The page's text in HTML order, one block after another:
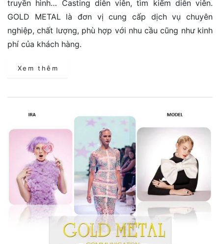
truyền hình… Casting diễn viên, tìm kiếm diễn viên.
GOLD METAL là đơn vị cung cấp dịch vụ chuyên
nghiệp, chất lượng, phù hợp với nhu cầu cũng như kinh
phí của khách hàng.
Xem thêm